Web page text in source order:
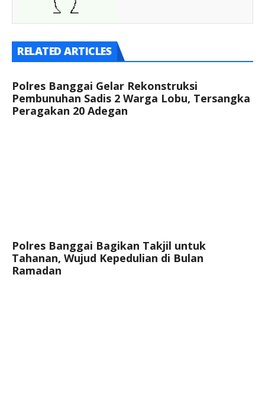
RELATED ARTICLES
Polres Banggai Gelar Rekonstruksi
Pembunuhan Sadis 2 Warga Lobu, Tersangka
Peragakan 20 Adegan
Polres Banggai Bagikan Takjil untuk
Tahanan, Wujud Kepedulian di Bulan
Ramadan